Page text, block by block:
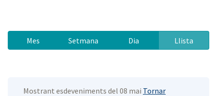
Mes Setmana Dia Llista
Mostrant esdeveniments del 08 mai Tornar